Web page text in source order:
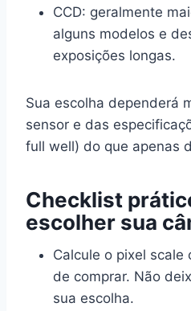
CCD: geralmente
alguns modelos e
exposições longas.
Sua escolha dependerá
sensor e das
full well) do que apenas
Checklist
escolher sua
Calcule o pixel scale
de comprar. Não
sua escolha.